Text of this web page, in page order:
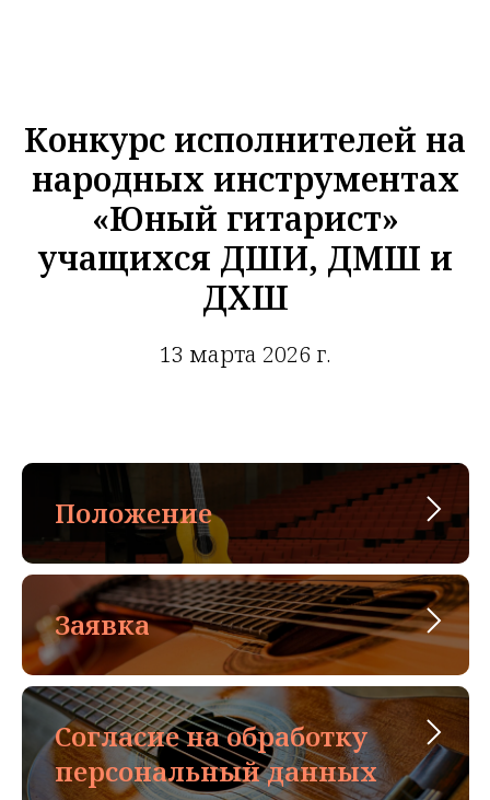
Конкурс исполнителей на
народных инструментах
«Юный гитарист»
учащихся ДШИ, ДМШ и
ДХШ
13 марта 2026 г.
Положение
Заявка
Согласие на обработку
персональный данных